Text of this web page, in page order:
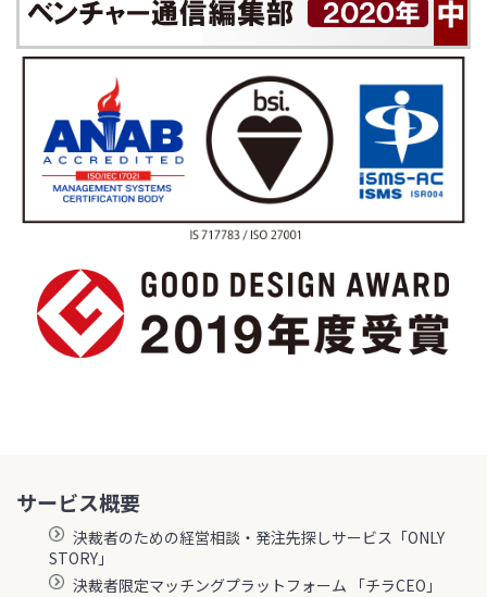
サービス概要
決裁者のための経営相談・発注先探しサービス「ONLY
STORY」
決裁者限定マッチングプラットフォーム 「チラCEO」